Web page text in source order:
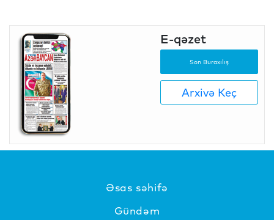
E-qəzet
Son Buraxılış
Arxivə Keç
Əsas səhifə
Gündəm